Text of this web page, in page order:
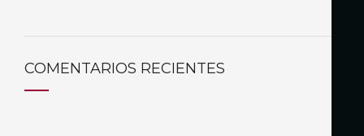
COMENTARIOS RECIENTES